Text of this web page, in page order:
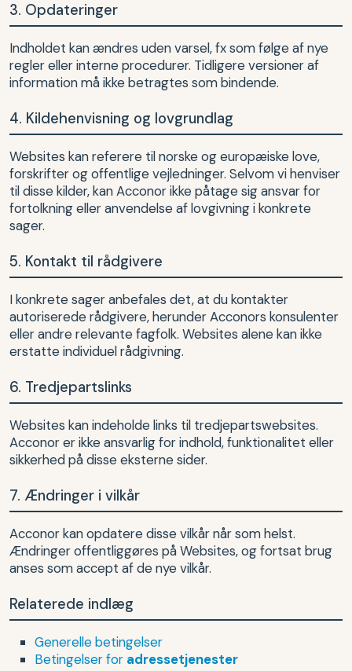
3. Opdateringer
Indholdet kan ændres uden varsel, fx som følge af nye
regler eller interne procedurer. Tidligere versioner af
information må ikke betragtes som bindende.
4. Kildehenvisning og lovgrundlag
Websites kan referere til norske og europæiske love,
forskrifter og offentlige vejledninger. Selvom vi henviser
til disse kilder, kan Acconor ikke påtage sig ansvar for
fortolkning eller anvendelse af lovgivning i konkrete
sager.
5. Kontakt til rådgivere
I konkrete sager anbefales det, at du kontakter
autoriserede rådgivere, herunder Acconors konsulenter
eller andre relevante fagfolk. Websites alene kan ikke
erstatte individuel rådgivning.
6. Tredjepartslinks
Websites kan indeholde links til tredjepartswebsites.
Acconor er ikke ansvarlig for indhold, funktionalitet eller
sikkerhed på disse eksterne sider.
7. Ændringer i vilkår
Acconor kan opdatere disse vilkår når som helst.
Ændringer offentliggøres på Websites, og fortsat brug
anses som accept af de nye vilkår.
Relaterede indlæg
Generelle betingelser
Betingelser for adressetjenester